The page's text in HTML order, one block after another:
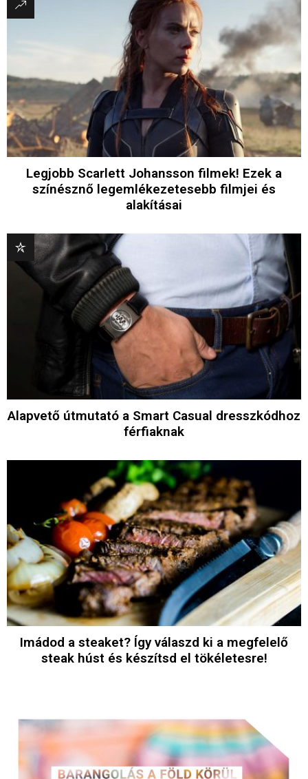
Legjobb Scarlett Johansson filmek! Ezek a
színésznő legemlékezetesebb filmjei és
alakításai
Alapvető útmutató a Smart Casual dresszkódhoz
férfiaknak
Imádod a steaket? Így válaszd ki a megfelelő
steak húst és készítsd el tökéletesre!